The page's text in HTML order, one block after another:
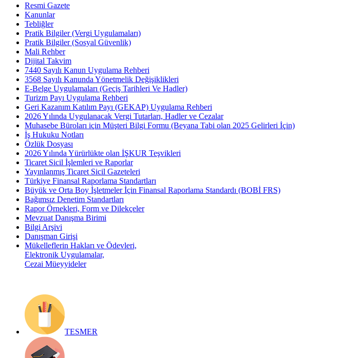
Resmi Gazete
Kanunlar
Tebliğler
Pratik Bilgiler (Vergi Uygulamaları)
Pratik Bilgiler (Sosyal Güvenlik)
Mali Rehber
Dijital Takvim
7440 Sayılı Kanun Uygulama Rehberi
3568 Sayılı Kanunda Yönetmelik Değişiklikleri
E-Belge Uygulamaları (Geçiş Tarihleri Ve Hadler)
Turizm Payı Uygulama Rehberi
Geri Kazanım Katılım Payı (GEKAP) Uygulama Rehberi
2026 Yılında Uygulanacak Vergi Tutarları, Hadler ve Cezalar
Muhasebe Büroları için Müşteri Bilgi Formu (Beyana Tabi olan 2025 Gelirleri İçin)
İş Hukuku Notları
Özlük Dosyası
2026 Yılında Yürürlükte olan İŞKUR Teşvikleri
Ticaret Sicil İşlemleri ve Raporlar
Yayınlanmış Ticaret Sicil Gazeteleri
Türkiye Finansal Raporlama Standartları
Büyük ve Orta Boy İşletmeler İçin Finansal Raporlama Standardı (BOBİ FRS)
Bağımsız Denetim Standartları
Rapor Örnekleri, Form ve Dilekçeler
Mevzuat Danışma Birimi
Bilgi Arşivi
Danışman Girişi
Mükelleflerin Hakları ve Ödevleri,
Elektronik Uygulamalar,
Cezai Müeyyideler
TESMER